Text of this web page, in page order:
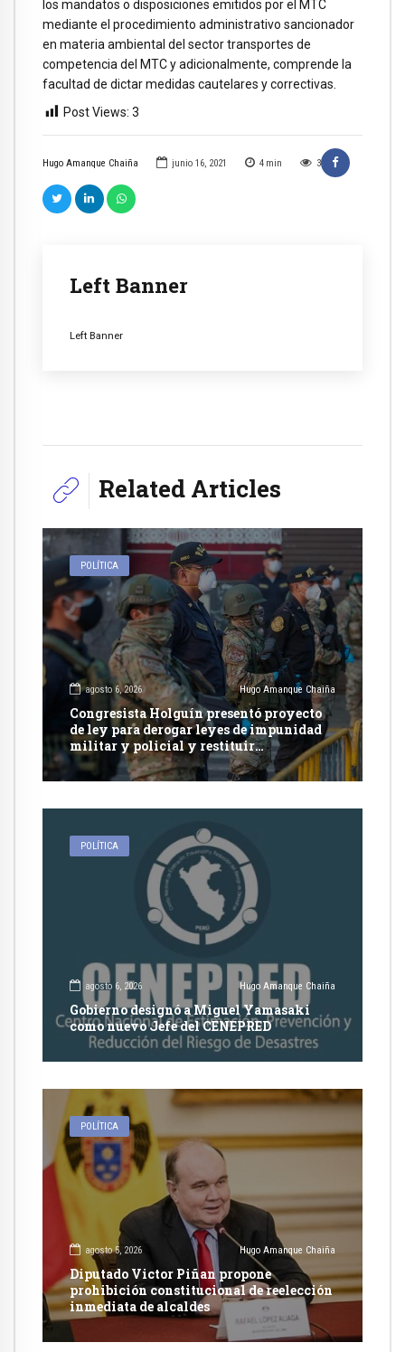
Hugo Amanque Chaiña junio 16, 2021 4 min 3
Left Banner
Left Banner
los mandatos o disposiciones emitidos por el MTC
mediante el procedimiento administrativo sancionador
en materia ambiental del sector transportes de
competencia del MTC y adicionalmente, comprende la
facultad de dictar medidas cautelares y correctivas.
Post Views: 3
Related Articles
POLÍTICA
agosto 6, 2026 Hugo Amanque Chaiña
Congresista Holguín presentó proyecto
de ley para derogar leyes de impunidad
militar y policial y restituir
competencia de justicia ordinaria
POLÍTICA
agosto 6, 2026 Hugo Amanque Chaiña
Gobierno designó a Miguel Yamasaki
como nuevo Jefe del CENEPRED
POLÍTICA
agosto 5, 2026 Hugo Amanque Chaiña
Diputado Victor Piñan propone
prohibición constitucional de reelección
inmediata de alcaldes